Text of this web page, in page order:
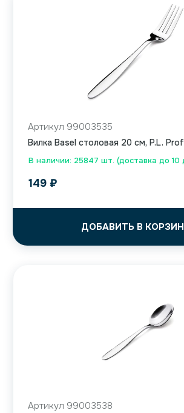
В наличии: 25847 шт. (доставка до 10
Артикул 99003535
Вилка Basel столовая 20 см, P.L.
149 ₽
ДОБАВИТЬ В
Артикул 99003538